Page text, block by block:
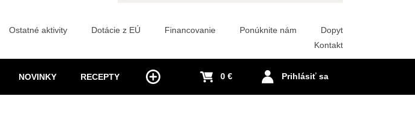
NOVINKY RECEPTY
Ostatné aktivity Dotácie z EÚ Financovanie Ponúknite nám
Dopyt
Kontakt
Prihlásiť sa
0 €